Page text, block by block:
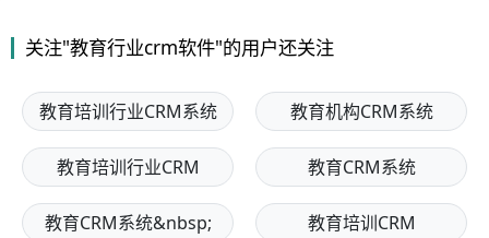
关注"教育行业crm软件"的用户还关注
教育培训行业CRM系统 教育机构CRM系统
教育培训行业CRM 教育CRM系统
教育CRM系统&nbsp; 教育培训CRM